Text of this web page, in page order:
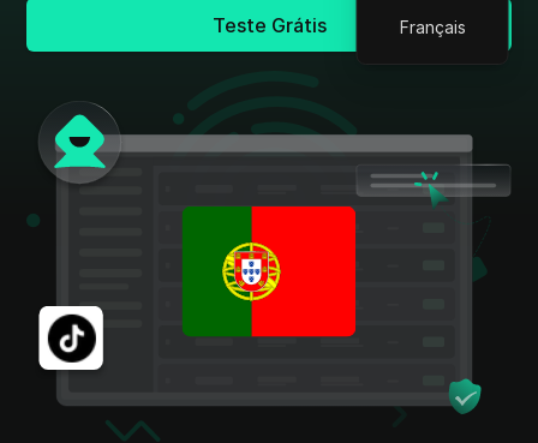
Français
Teste Grátis